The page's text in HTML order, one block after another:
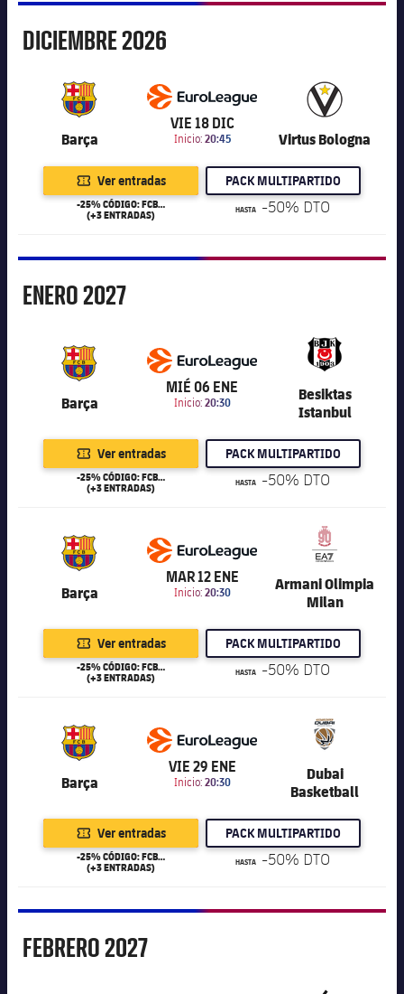
Diciembre
DICIEMBRE2026
Barça
6.201
VIE 18 DIC
Inicio: 20:45 Virtus Bologna
Ver entradas
-25% CÓDIGO: FCB25
(+3 ENTRADAS)
PACK MULTIPARTIDO
HASTA -50% DTO
Enero
ENERO2027
Barça
6.201
MIÉ 06 ENE
Inicio: 20:30
Besiktas
Istanbul
Ver entradas
-25% CÓDIGO: FCB25
(+3 ENTRADAS)
PACK MULTIPARTIDO
HASTA -50% DTO
Barça
6.201
MAR 12 ENE
Inicio: 20:30
Armani Olimpia
Milan
Ver entradas
-25% CÓDIGO: FCB25
(+3 ENTRADAS)
PACK MULTIPARTIDO
HASTA -50% DTO
Barça
6.201
VIE 29 ENE
Inicio: 20:30
Dubai
Basketball
Ver entradas
-25% CÓDIGO: FCB25
(+3 ENTRADAS)
PACK MULTIPARTIDO
HASTA -50% DTO
Febrero
FEBRERO2027